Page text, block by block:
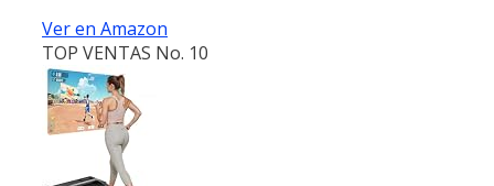
Ver en Amazon
TOP VENTAS No. 10